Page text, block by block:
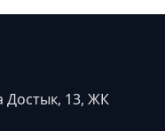
Достык, 13, ЖК